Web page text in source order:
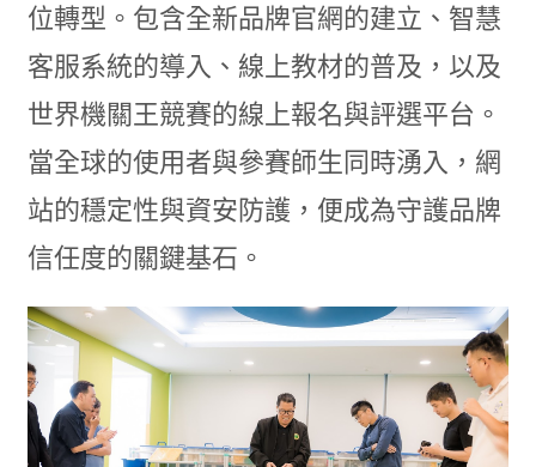
位轉型。包含全新品牌官網的建立、智慧
客服系統的導入、線上教材的普及，以及
世界機關王競賽的線上報名與評選平台。
當全球的使用者與參賽師生同時湧入，網
站的穩定性與資安防護，便成為守護品牌
信任度的關鍵基石。